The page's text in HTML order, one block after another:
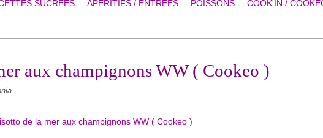
SUCREES APERITIFS / ENTREES POISSONS COOK'IN /
aux champignons WW ( Cookeo )